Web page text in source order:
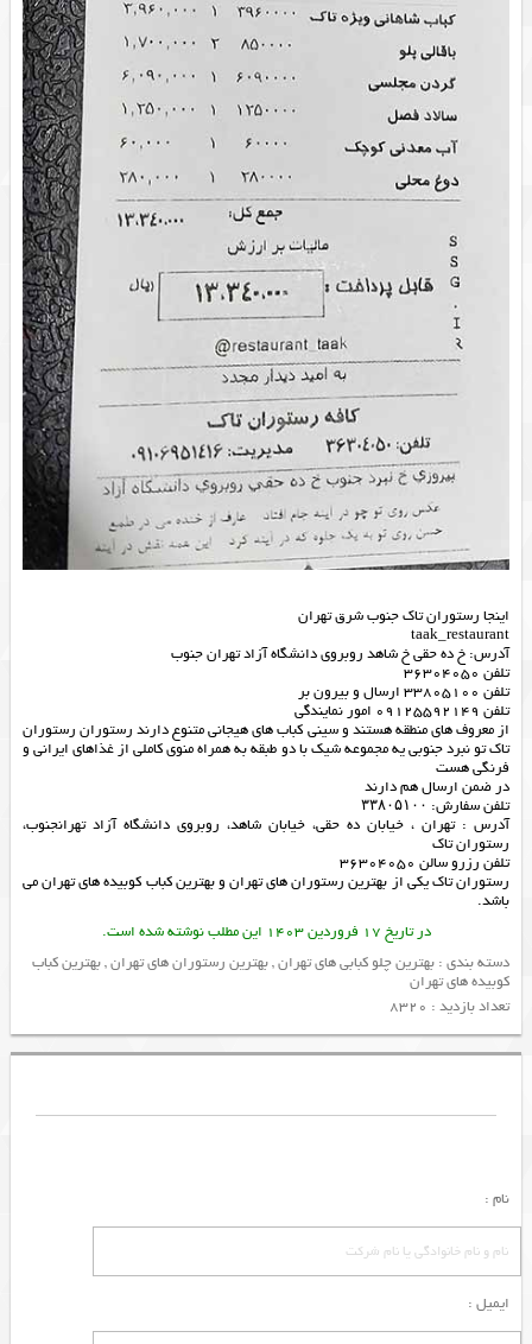
اینجا رستوران تاک جنوب شرق تهران
taak_restaurant
آدرس: خ ده حقی خ شاهد روبروی دانشگاه آزاد تهران جنوب
تلفن 36304050
تلفن 33805100 ارسال و بیرون بر
تلفن 09125592149 امور نمایندگی
از معروف های منطقه هستند و سینی کباب های هیجانی متنوع دارند رستوران رستوران
تاک تو نبرد جنوبی یه مجموعه شیک با دو طبقه به همراه منوی کاملی از غذاهای ایرانی و
فرنگی هست
در ضمن ارسال هم دارند
تلفن سفارش: ۳۳۸۰۵۱۰۰
آدرس : تهران ، خیابان ده حقی، خیابان شاهد، روبروی دانشگاه آزاد تهرانجنوب،
رستوران تاک
تلفن رزرو سالن 36304050
رستوران تاک یکی از بهترین رستوران های تهرانوبهترین کباب کوبیده های تهرانمی
باشد.
در تاریخ 17 فروردین 1403 این مطلب نوشته شده است.
دسته بندی : بهترین چلو کبابی های تهران,بهترین رستوران های تهران,بهترین کباب
کوبیده های تهران
تعداد بازدید : 8320
نام :
ایمیل :